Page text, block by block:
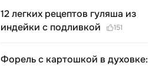
12 легких рецептов гуляша из
индейки с подливкой
151
Форель с картошкой в духовке: